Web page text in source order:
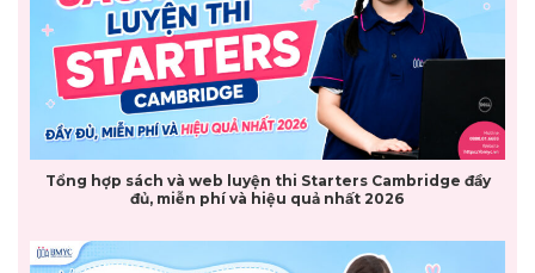
Tổng hợp sách và web luyện thi Starters Cambridge đầy
đủ, miễn phí và hiệu quả nhất 2026